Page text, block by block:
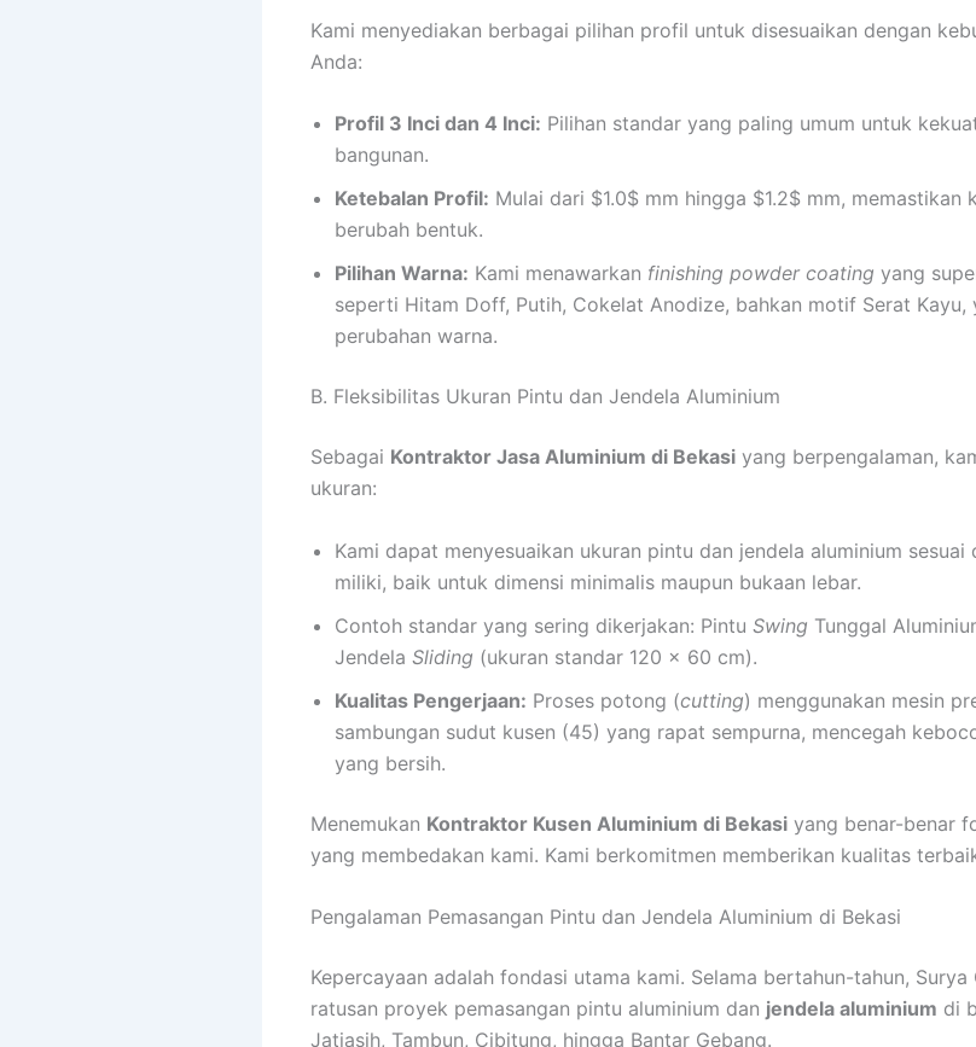
Kami menyediakan berbagai pilihan profil untuk disesuaikan dengan
Anda:
Profil 3 Inci dan 4 Inci: Pilihan standar yang paling umum untuk
bangunan.
Ketebalan Profil: Mulai dari $1.0$ mm hingga $1.2$ mm,
berubah bentuk.
Pilihan Warna: Kami menawarkan finishing powder coating yang
seperti Hitam Doff, Putih, Cokelat Anodize, bahkan motif Serat
perubahan warna.
B. Fleksibilitas Ukuran Pintu dan Jendela Aluminium
Sebagai Kontraktor Jasa Aluminium di Bekasi yang berpengalaman,
ukuran:
Kami dapat menyesuaikan ukuran pintu dan jendela aluminium
miliki, baik untuk dimensi minimalis maupun bukaan lebar.
Contoh standar yang sering dikerjakan: Pintu Swing Tunggal
Jendela Sliding (ukuran standar 120 x 60 cm).
Kualitas Pengerjaan: Proses potong (cutting) menggunakan mesin
sambungan sudut kusen (45) yang rapat sempurna, mencegah
yang bersih.
Menemukan Kontraktor Kusen Aluminium di Bekasi yang benar-benar
yang membedakan kami. Kami berkomitmen memberikan kualitas
Pengalaman Pemasangan Pintu dan Jendela Aluminium di Bekasi
Kepercayaan adalah fondasi utama kami. Selama bertahun-tahun,
ratusan proyek pemasangan pintu aluminium dan jendela aluminium di
Jatiasih, Tambun, Cibitung, hingga Bantar Gebang.